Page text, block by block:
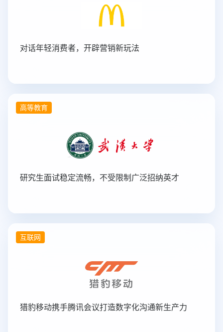
对话年轻消费者，开辟营销新玩法
高等教育
研究生面试稳定流畅，不受限制广泛招纳英才
互联网
猎豹移动携手腾讯会议打造数字化沟通新生产力